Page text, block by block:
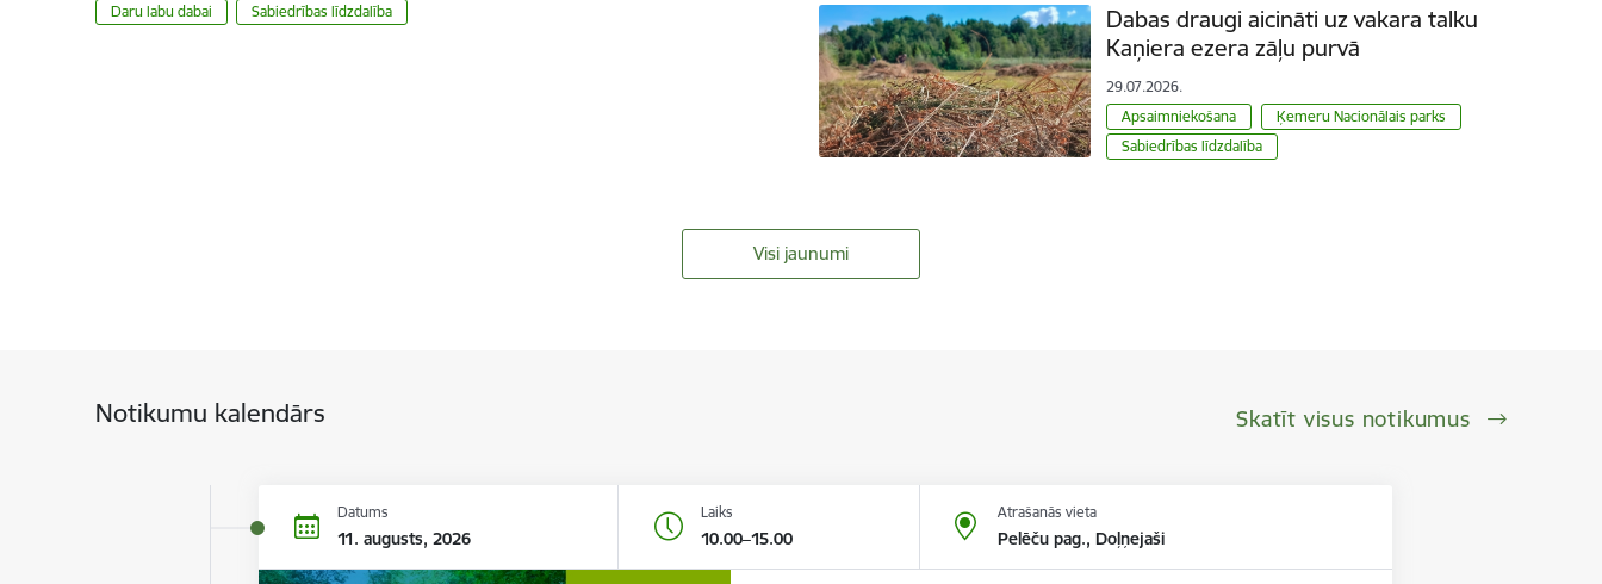
Daru labu dabai Sabiedrības līdzdalība
Dabas draugi aicināti uz vakara talku
Kaņiera ezera zāļu purvā
29.07.2026.
Apsaimniekošana
Ķemeru Nacionālais parks
Sabiedrības līdzdalība
Visi jaunumi
Notikumu kalendārs Skatīt visus notikumus
Datums
11. augusts, 2026
Laiks
10.00–15.00
Atrašanās vieta
Pelēču pag., Doļņejaši